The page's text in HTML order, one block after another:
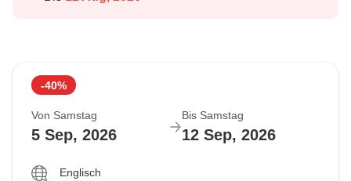
-40%
Von Samstag
5 Sep, 2026
Bis Samstag
12 Sep, 2026
Englisch